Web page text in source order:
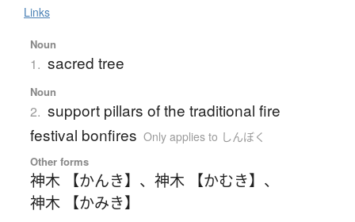
Links
Noun
1. sacred tree
Noun
2. support pillars of the traditional fire
festival bonfires Only applies to しんぼく
Other forms
神木 【かんき】 、 神木 【かむき】 、
神木 【かみき】